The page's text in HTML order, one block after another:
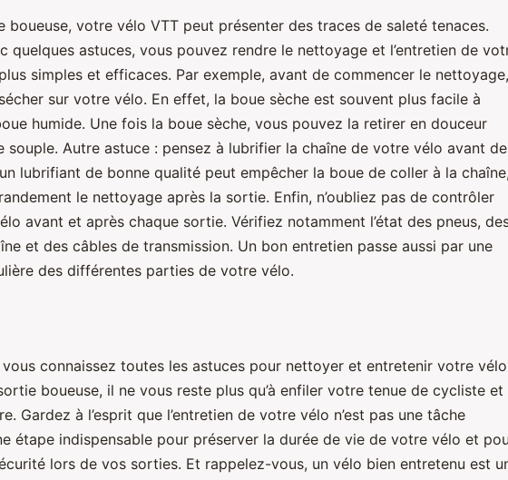
boueuse, votre vélo VTT peut présenter des traces de saleté tenaces.
quelques astuces, vous pouvez rendre le nettoyage et l’entretien de
simples et efficaces. Par exemple, avant de commencer le nettoyage,
sur votre vélo. En effet, la boue sèche est souvent plus facile à
humide. Une fois la boue sèche, vous pouvez la retirer en douceur
souple. Autre astuce : pensez à lubrifier la chaîne de votre vélo avant de
lubrifiant de bonne qualité peut empêcher la boue de coller à la chaîne,
le nettoyage après la sortie. Enfin, n’oubliez pas de contrôler
avant et après chaque sortie. Vérifiez notamment l’état des pneus,
et des câbles de transmission. Un bon entretien passe aussi par une
des différentes parties de votre vélo.
connaissez toutes les astuces pour nettoyer et entretenir votre vélo
boueuse, il ne vous reste plus qu’à enfiler votre tenue de cycliste et
Gardez à l’esprit que l’entretien de votre vélo n’est pas une tâche
étape indispensable pour préserver la durée de vie de votre vélo et
lors de vos sorties. Et rappelez-vous, un vélo bien entretenu est